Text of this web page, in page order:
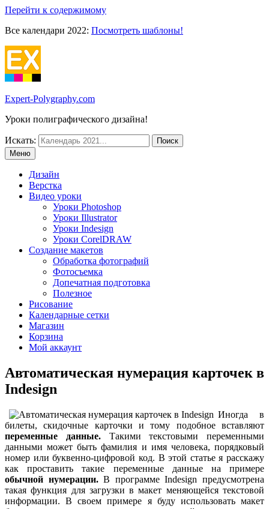
Перейти к содержимому
Все календари 2022: Посмотреть шаблоны!
Expert-Polygraphy.com
Уроки полиграфического дизайна!
Искать:
Меню
Дизайн
Верстка
Видео уроки
Уроки Photoshop
Уроки Illustrator
Уроки Indesign
Уроки CorelDRAW
Создание макетов
Обработка фотографий
Фотосъемка
Допечатная подготовка
Полезное
Рисование
Календарные сетки
Магазин
Корзина
Мой аккаунт
Автоматическая нумерация карточек в
Indesign
Иногда в
билеты, скидочные карточки и тому подобное вставляют
переменные данные.Такими текстовыми переменными
данными может быть фамилия и имя человека, порядковый
номер или буквенно-цифровой код. В этой статье я расскажу
как проставить такие переменные данные на примере
обычной нумерации.В программе Indesign предусмотрена
такая функция для загрузки в макет меняющейся текстовой
информации. В своем примере я буду использовать макет